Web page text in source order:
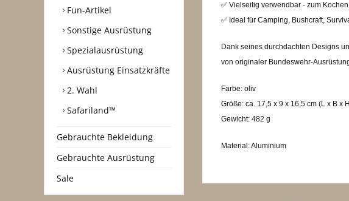
Fun-Artikel
Sonstige Ausrüstung
Spezialausrüstung
Ausrüstung Einsatzkräfte
2. Wahl
Safariland™
Gebrauchte Bekleidung
Gebrauchte Ausrüstung
Sale
✅ Vielseitig verwendbar - zum
✅ Ideal für Camping, Bushcraft,
Dank seines durchdachten Designs
von originaler Bundeswehr-
Farbe: oliv
Größe: ca. 17,5 x 9 x 16,5 cm (L x B x
Gewicht: 482 g
Material: Aluminium